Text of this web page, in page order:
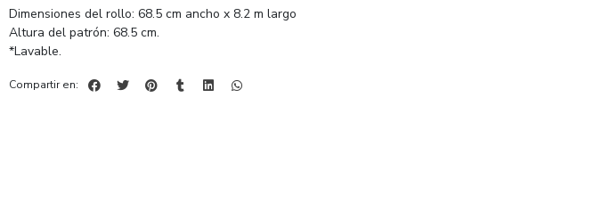
Dimensiones del rollo: 68.5 cm ancho x 8.2 m largo
Altura del patrón: 68.5 cm.
*Lavable.
Compartir en: